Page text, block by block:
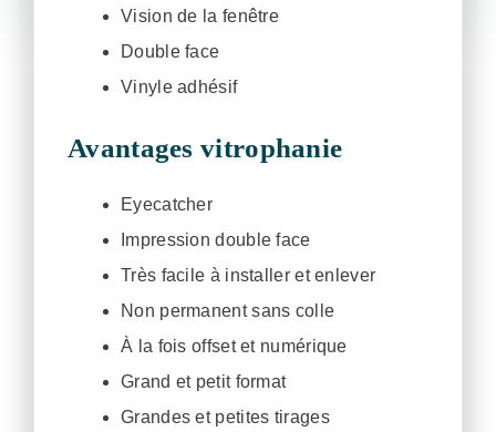
Vision de la fenêtre
Double face
Vinyle adhésif
Avantages vitrophanie
Eyecatcher
Impression double face
Très facile à installer et enlever
Non permanent sans colle
À la fois offset et numérique
Grand et petit format
Grandes et petites tirages